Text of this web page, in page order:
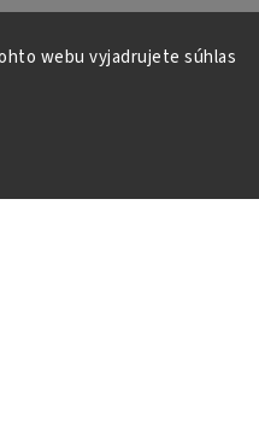
webu vyjadrujete súhlas